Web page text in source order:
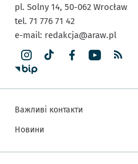
pl. Solny 14, 50-062 Wrocław
tel. 71 776 71 42
e-mail: redakcja@araw.pl
Важливі контакти
Новини